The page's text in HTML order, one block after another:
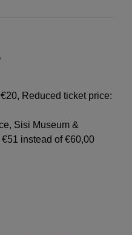
Reduced ticket price:
Sisi Museum &
instead of €60,00